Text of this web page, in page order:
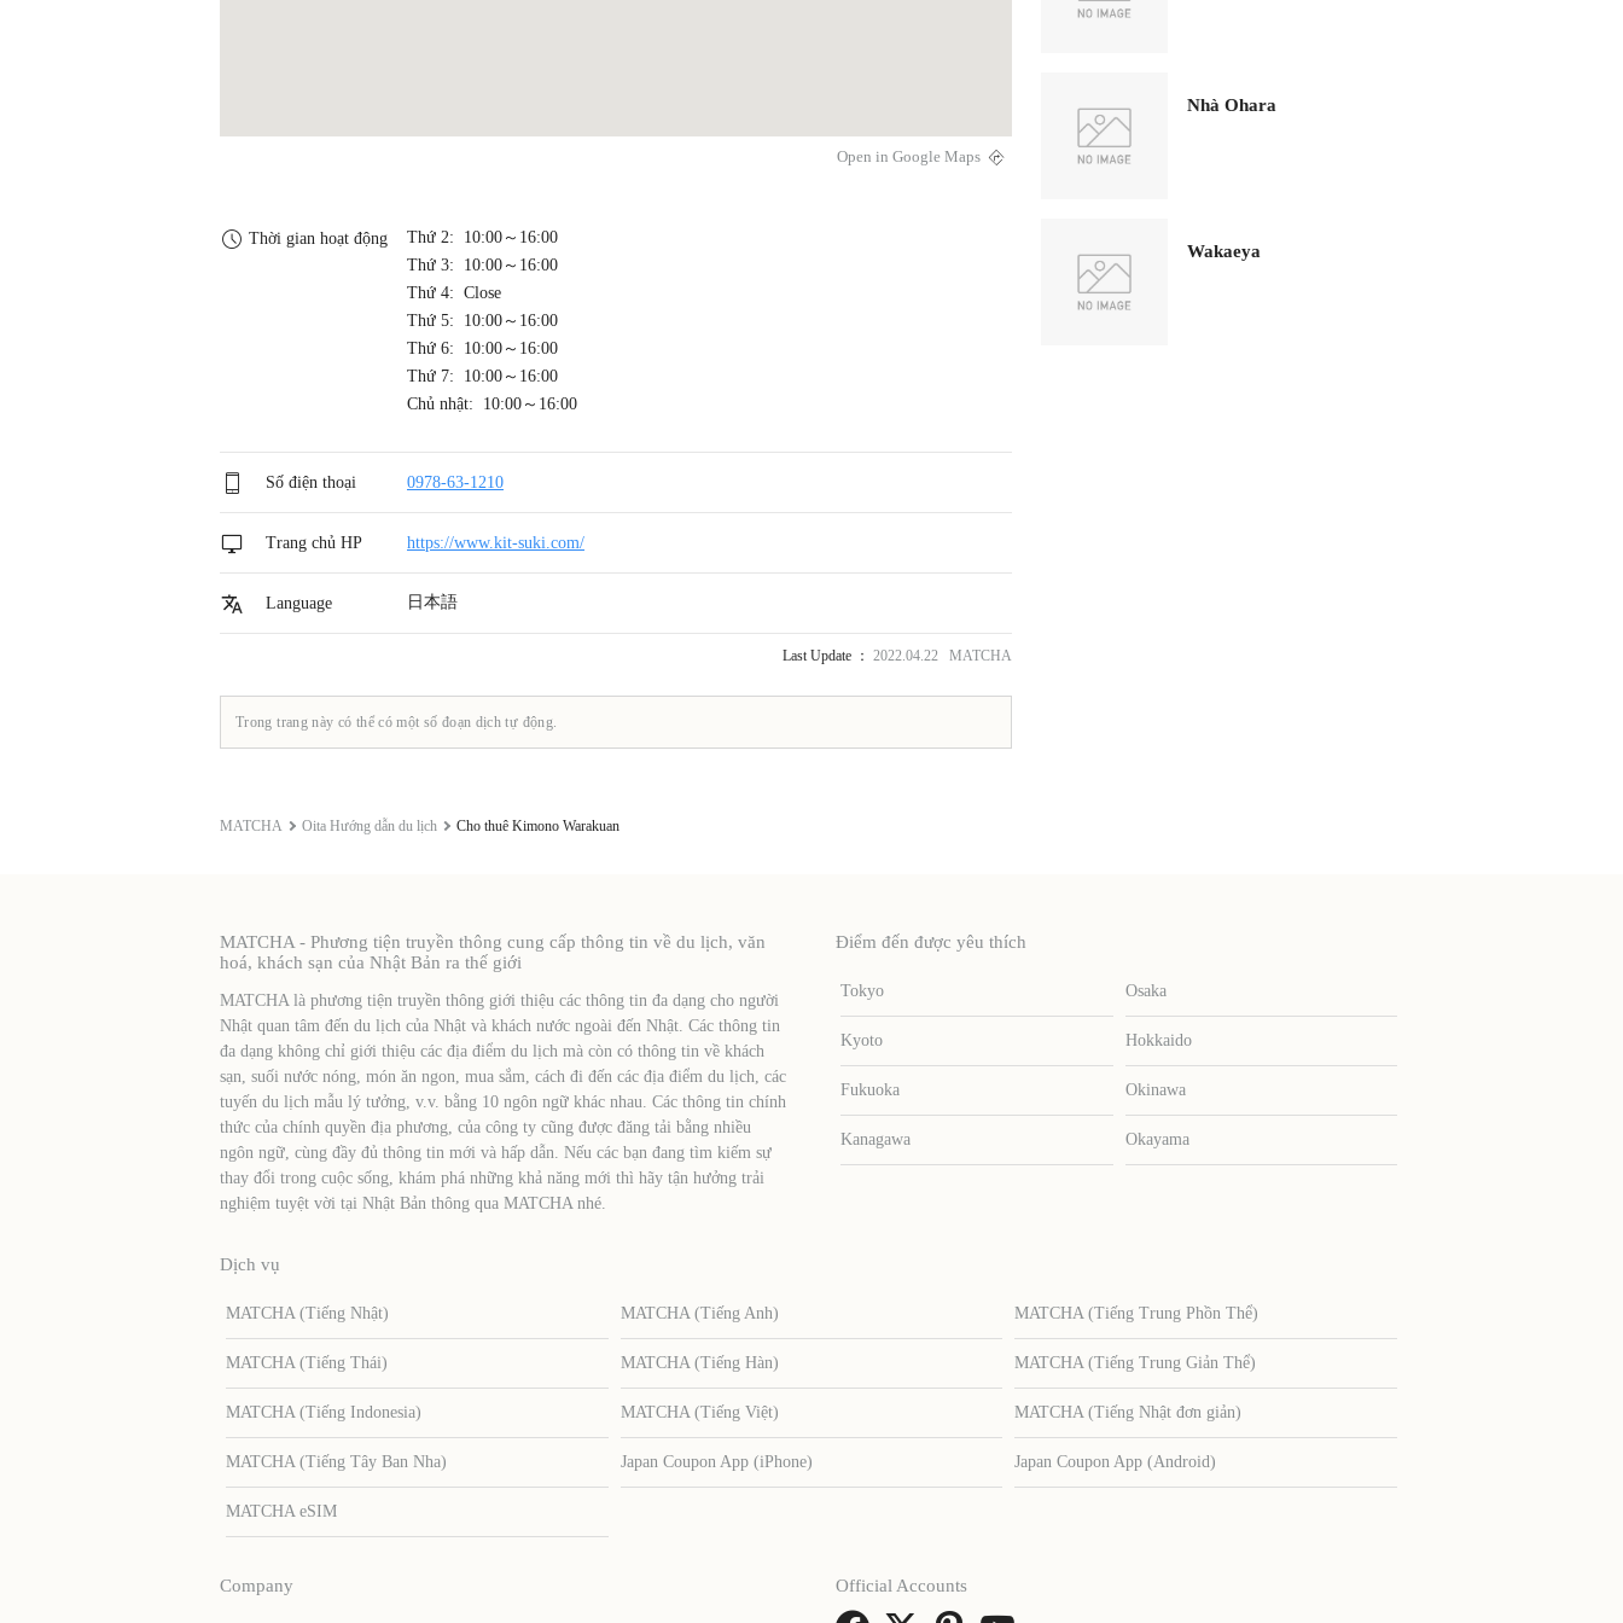
Open in Google Maps
Thời gian hoạt động
Thứ 2: 10:00～16:00
Thứ 3: 10:00～16:00
Thứ 4: Close
Thứ 5: 10:00～16:00
Thứ 6: 10:00～16:00
Thứ 7: 10:00～16:00
Chủ nhật: 10:00～16:00
Số điện thoại 0978-63-1210
Trang chủ HP https://www.kit-suki.com/
Language 日本語
Last Update ： 2022.04.22 MATCHA
Trong trang này có thể có một số đoạn dịch tự động.
Nhà Ohara
Wakaeya
MATCHA Oita Hướng dẫn du lịch Cho thuê Kimono Warakuan
MATCHA - Phương tiện truyền thông cung cấp thông tin về du lịch, văn
hoá, khách sạn của Nhật Bản ra thế giới
MATCHA là phương tiện truyền thông giới thiệu các thông tin đa dạng cho người
Nhật quan tâm đến du lịch của Nhật và khách nước ngoài đến Nhật. Các thông tin
đa dạng không chỉ giới thiệu các địa điểm du lịch mà còn có thông tin về khách
sạn, suối nước nóng, món ăn ngon, mua sắm, cách đi đến các địa điểm du lịch, các
tuyến du lịch mẫu lý tưởng, v.v. bằng 10 ngôn ngữ khác nhau. Các thông tin chính
thức của chính quyền địa phương, của công ty cũng được đăng tải bằng nhiều
ngôn ngữ, cùng đầy đủ thông tin mới và hấp dẫn. Nếu các bạn đang tìm kiếm sự
thay đổi trong cuộc sống, khám phá những khả năng mới thì hãy tận hưởng trải
nghiệm tuyệt vời tại Nhật Bản thông qua MATCHA nhé.
Điểm đến được yêu thích
Tokyo Osaka
Kyoto Hokkaido
Fukuoka Okinawa
Kanagawa Okayama
Dịch vụ
MATCHA (Tiếng Nhật) MATCHA (Tiếng Anh) MATCHA (Tiếng Trung Phồn Thể)
MATCHA (Tiếng Thái) MATCHA (Tiếng Hàn) MATCHA (Tiếng Trung Giản Thể)
MATCHA (Tiếng Indonesia) MATCHA (Tiếng Việt) MATCHA (Tiếng Nhật đơn giản)
MATCHA (Tiếng Tây Ban Nha) Japan Coupon App (iPhone) Japan Coupon App (Android)
MATCHA eSIM
Company Official Accounts